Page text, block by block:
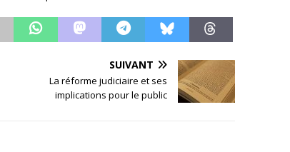
SUIVANT
La réforme judiciaire et ses
implications pour le public